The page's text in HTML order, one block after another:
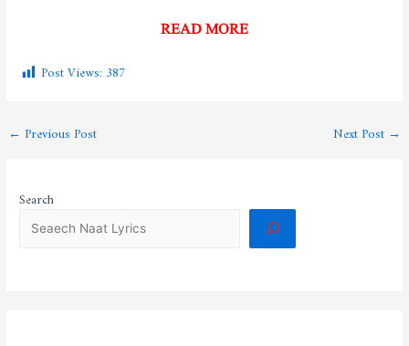
READ MORE
Post Views:387
← Previous Post Next Post→
Search